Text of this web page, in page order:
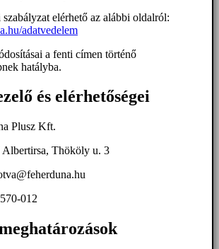
elérhető az alábbi oldalról:
adatvedelem
a fenti címen történő
hatályba.
és elérhetőségei
Plusz Kft.
Albertirsa, Thököly u. 3
012